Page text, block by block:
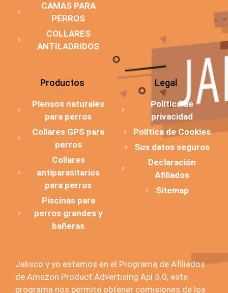
CAMAS PARA
PERROS
COLLARES
ANTILADRIDOS
Productos
Piensos naturales
para perros
Collares GPS para
perros
Collares
antiparasitarios
para perros
Piscinas para
perros grandes y
bañeras
Legal
Política de
privacidad
Política de Cookies
Sus datos seguros
Declaración
Afiliados
Sitemap
Jalisco y yo estamos en el Programa de Afiliados
de Amazon Product Advertising Api 5.0, este
programa nos permite obtener comisiones de los